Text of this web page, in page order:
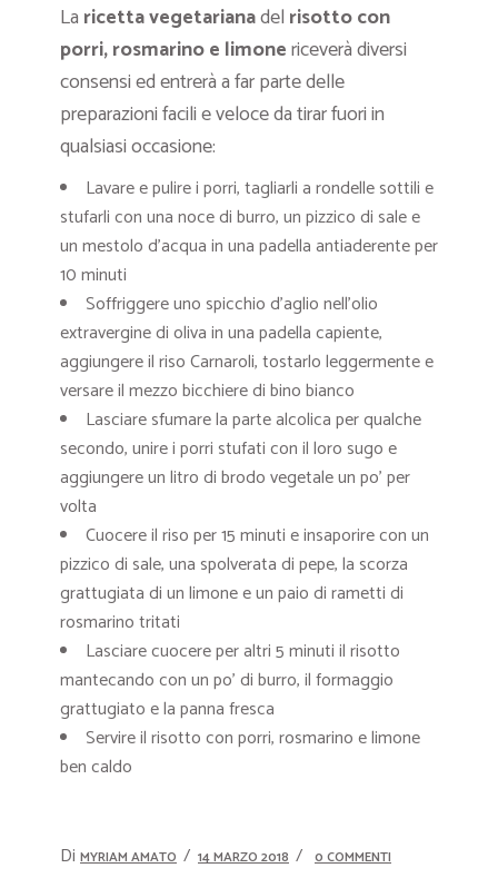
La ricetta vegetarianadel risotto con
porri, rosmarino e limonericeverà diversi
consensi ed entrerà a far parte delle
preparazioni facili e veloce da tirar fuori in
qualsiasi occasione:
Lavare e pulire i porri, tagliarli a rondelle sottili e
stufarli con una noce di burro, un pizzico di sale e
un mestolo d’acqua in una padella antiaderente per
10 minuti
Soffriggere uno spicchio d’aglio nell’olio
extravergine di oliva in una padella capiente,
aggiungere il riso Carnaroli, tostarlo leggermente e
versare il mezzo bicchiere di bino bianco
Lasciare sfumare la parte alcolica per qualche
secondo, unire i porri stufati con il loro sugo e
aggiungere un litro di brodo vegetale un po’ per
volta
Cuocere il riso per 15 minuti e insaporire con un
pizzico di sale, una spolverata di pepe, la scorza
grattugiata di un limone e un paio di rametti di
rosmarino tritati
Lasciare cuocere per altri 5 minuti il risotto
mantecando con un po’ di burro, il formaggio
grattugiato e la panna fresca
Servire il risotto con porri, rosmarino e limone
ben caldo
Di MYRIAM AMATO 14 MARZO 2018 0 COMMENTI